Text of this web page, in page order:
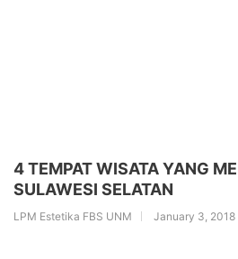
4 TEMPAT WISATA YANG
SULAWESI SELATAN
LPM Estetika FBS UNM January 3, 2018